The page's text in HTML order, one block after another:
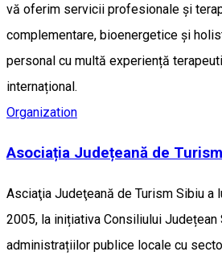
vă oferim servicii profesionale și
complementare, bioenergetice și
personal cu multă experiență
internațional.
Organization
Asociația Județeană de
Asciaţia Judeţeană de Turism Sibiu a
2005, la inițiativa Consiliului Județean
administrațiilor publice locale cu